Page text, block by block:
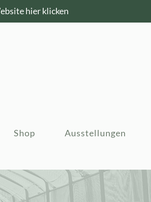
hier klicken
Shop Ausstellungen